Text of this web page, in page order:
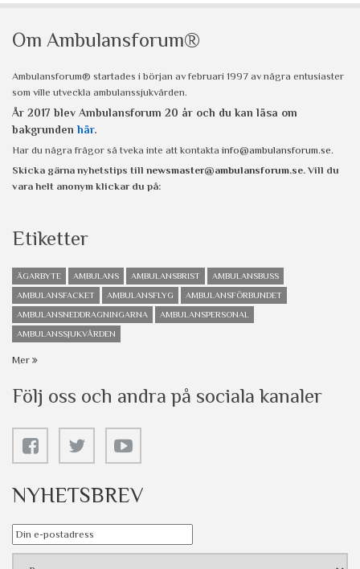
Om Ambulansforum®
Ambulansforum® startades i början av februari 1997 av några entusiaster
som ville utveckla ambulanssjukvården.
År 2017 blev Ambulansforum 20 år och du kan läsa om
bakgrunden här.
Har du några frågor så tveka inte att kontakta info@ambulansforum.se.
Skicka gärna nyhetstips till newsmaster@ambulansforum.se. Vill du
vara helt anonym klickar du på:
Etiketter
ÄGARBYTE AMBULANS AMBULANSBRIST
AMBULANSBUSS
AMBULANSFACKET
AMBULANSFLYG
AMBULANSFÖRBUNDET
AMBULANSNEDDRAGNINGARNA
AMBULANSPERSONAL
AMBULANSSJUKVÅRDEN
Mer
Följ oss och andra på sociala kanaler
NYHETSBREV